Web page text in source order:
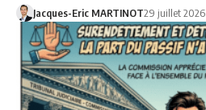
Jacques-Eric MARTINOT29 juillet 2026